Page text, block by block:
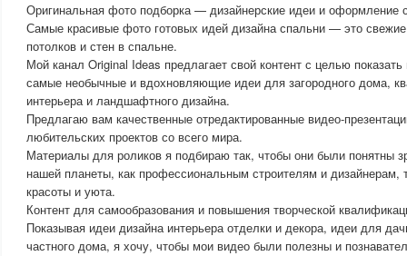
Оригинальная фото подборка — дизайнерские идеи и оформление
Самые красивые фото готовых идей дизайна спальни — это
потолков и стен в спальне.
Мой канал Original Ideas предлагает свой контент с целью
самые необычные и вдохновляющие идеи для загородного дома,
интерьера и ландшафтного дизайна.
Предлагаю вам качественные отредактированные видео-
любительских проектов со всего мира.
Материалы для роликов я подбираю так, чтобы они были понятны
нашей планеты, как профессиональным строителям и дизайнерам,
красоты и уюта.
Контент для самообразования и повышения творческой
Показывая идеи дизайна интерьера отделки и декора, идеи для
частного дома, я хочу, чтобы мои видео были полезны и